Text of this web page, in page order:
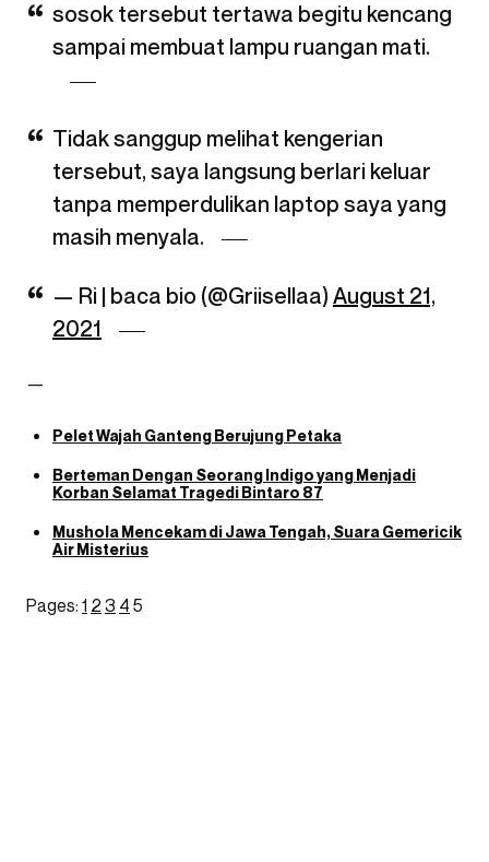
sosok tersebut tertawa begitu kencang
sampai membuat lampu ruangan mati.
Tidak sanggup melihat kengerian
tersebut, saya langsung berlari keluar
tanpa memperdulikan laptop saya yang
masih menyala.
— Ri | baca bio (@Griisellaa) August 21,
2021
—
Pelet Wajah Ganteng Berujung Petaka
Berteman Dengan Seorang Indigo yang Menjadi
Korban Selamat Tragedi Bintaro 87
Mushola Mencekam di Jawa Tengah, Suara Gemericik
Air Misterius
Pages: 1 2 3 4 5